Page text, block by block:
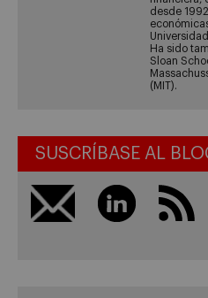
desde
Ha sido
Sloan
(MIT).
SUSCRÍBASE AL